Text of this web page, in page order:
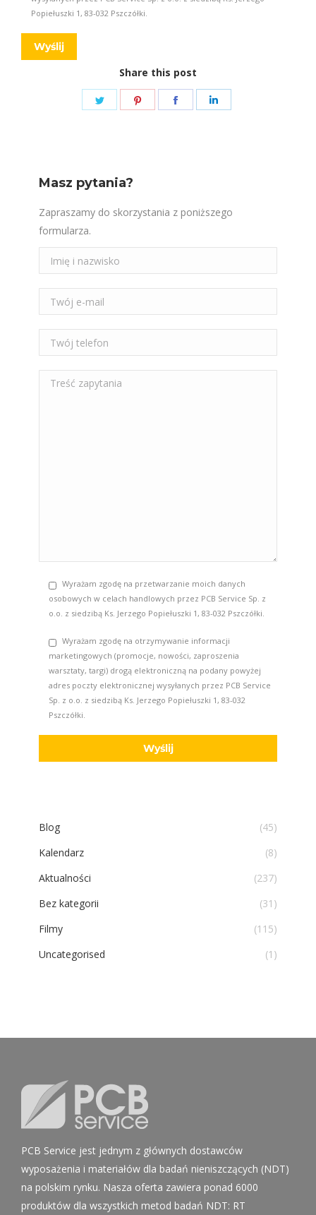
Popiełuszki 1, 83-032 Pszczółki.
Share this post
Share
Share
Share
Masz pytania?
Zapraszamy do skorzystania z poniższego
formularza.
Wyrażam zgodę na przetwarzanie moich danych
osobowych w celach handlowych przez PCB Service Sp. z
o.o. z siedzibą Ks. Jerzego Popiełuszki 1, 83-032 Pszczółki.
Wyrażam zgodę na otrzymywanie informacji
marketingowych (promocje, nowości, zaproszenia
warsztaty, targi) drogą elektroniczną na podany powyżej
adres poczty elektronicznej wysyłanych przez PCB Service
Sp. z o.o. z siedzibą Ks. Jerzego Popiełuszki 1, 83-032
Pszczółki.
Blog
(45)
Kalendarz
(8)
Aktualności
(237)
Bez kategorii
(31)
Filmy
(115)
Uncategorised
(1)
PCB Service jest jednym z głównych dostawców
wyposażenia i materiałów dla badań nieniszczących (NDT)
na polskim rynku. Nasza oferta zawiera ponad 6000
produktów dla wszystkich metod badań NDT: RT